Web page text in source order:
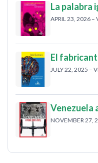
La palabra
APRIL 23, 2026 –
El
JULY 22, 2025 –
Venezuela
NOVEMBER 27,